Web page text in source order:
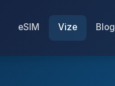
eSIM Vize Blog